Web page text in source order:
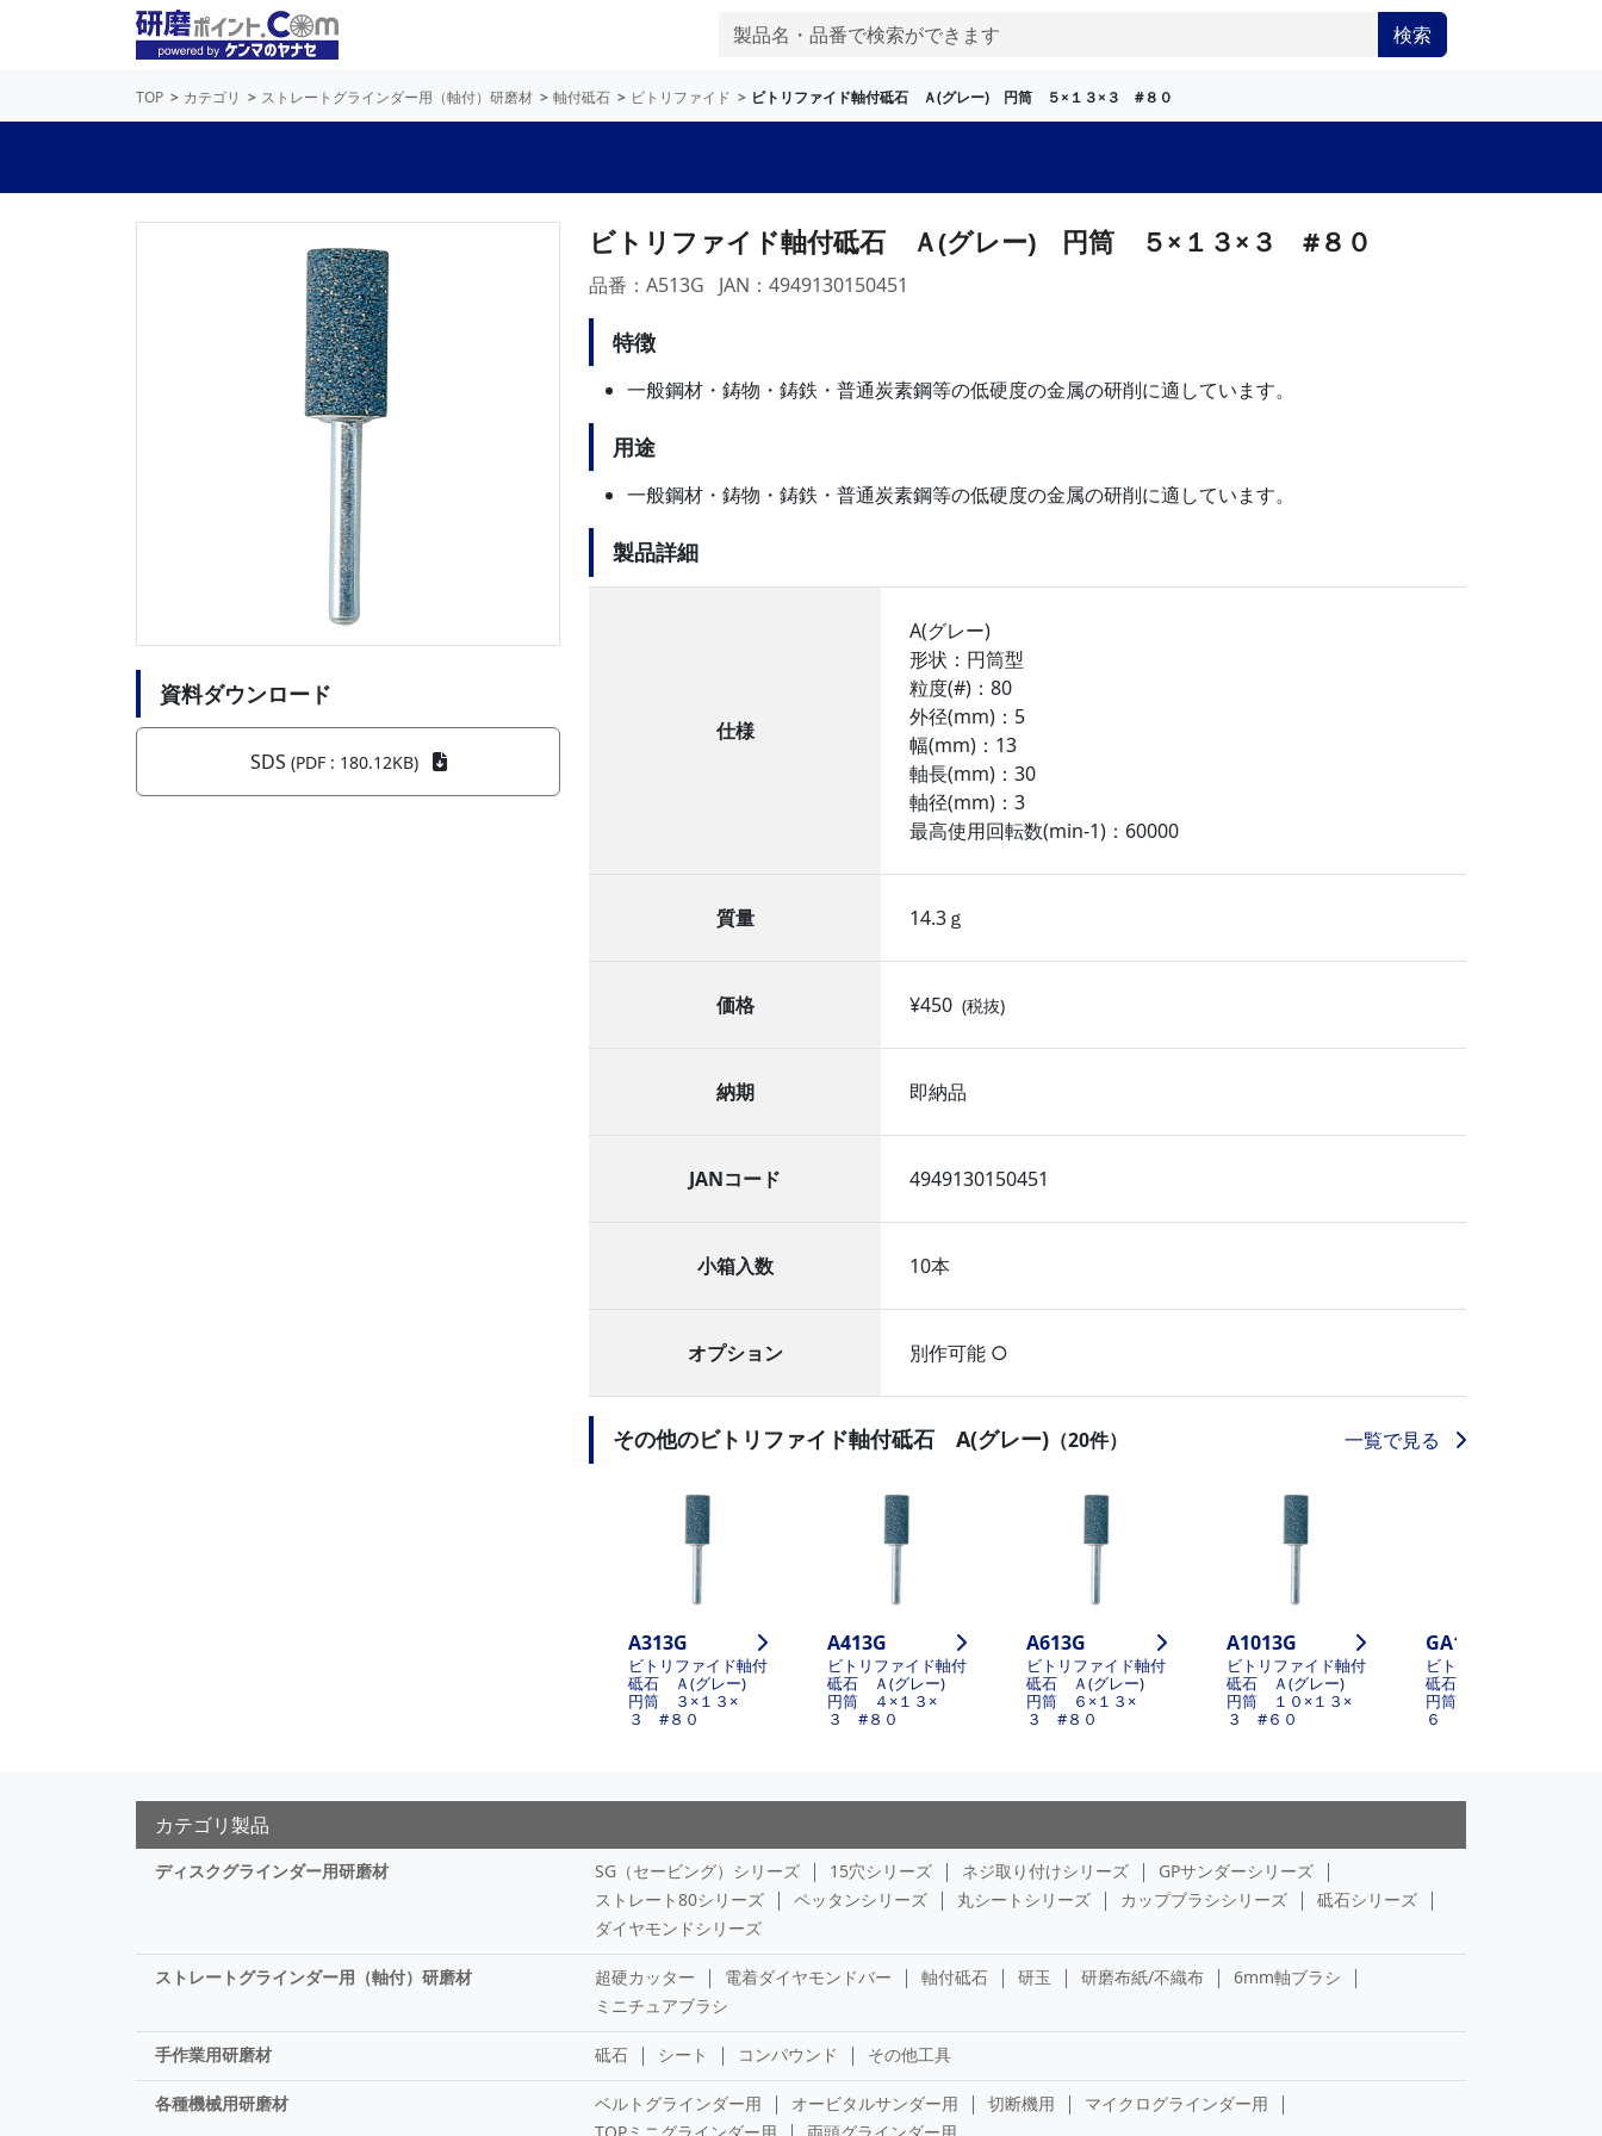
検索
TOP カテゴリ ストレートグラインダー用（軸付）研磨材 軸付砥石 ビトリファイド ビトリファイド軸付砥石 Ａ(グレー) 円筒 ５×１３×３ #８０
資料ダウンロード
SDS (PDF : 180.12KB)
ビトリファイド軸付砥石 Ａ(グレー) 円筒 ５×１３×３ #８０
品番：A513G JAN：4949130150451
特徴
一般鋼材・鋳物・鋳鉄・普通炭素鋼等の低硬度の金属の研削に適しています。
用途
一般鋼材・鋳物・鋳鉄・普通炭素鋼等の低硬度の金属の研削に適しています。
製品詳細
仕様
A(グレー)
形状：円筒型
粒度(#)：80
外径(mm)：5
幅(mm)：13
軸長(mm)：30
軸径(mm)：3
最高使用回転数(min-1)：60000
質量 14.3ｇ
価格 ¥450 (税抜)
納期 即納品
JANコード 4949130150451
小箱入数 10本
オプション 別作可能 ○
その他のビトリファイド軸付砥石 A(グレー) （20件） 一覧で見る
A313G
ビトリファイド軸付
砥石 Ａ(グレー)
円筒 ３×１３×
３ #８０
A413G
ビトリファイド軸付
砥石 Ａ(グレー)
円筒 ４×１３×
３ #８０
A613G
ビトリファイド軸付
砥石 Ａ(グレー)
円筒 ６×１３×
３ #８０
A1013G
ビトリファイド軸付
砥石 Ａ(グレー)
円筒 １０×１３×
３ #６０
GA10136-A
ビトリファイド軸付
砥石 Ａ(グレー)
円筒 １０×１３×
６ #４６
カテゴリ製品
ディスクグラインダー用研磨材 SG（セービング）シリーズ 15穴シリーズ ネジ取り付けシリーズ
GPサンダーシリーズ
ストレート80シリーズ
ペッタンシリーズ 丸シートシリーズ カップブラシシリーズ
砥石シリーズ
ダイヤモンドシリーズ
ストレートグラインダー用（軸付）研磨材 超硬カッター 電着ダイヤモンドバー 軸付砥石 研玉 研磨布紙/不織布
6mm軸ブラシ
ミニチュアブラシ
手作業用研磨材 砥石 シート コンパウンド その他工具
各種機械用研磨材 ベルトグラインダー用 オービタルサンダー用 切断機用
マイクログラインダー用